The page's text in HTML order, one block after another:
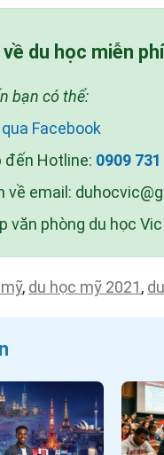
du học miễn
bạn có thể:
Facebook
đến Hotline: 0909
về email:
văn phòng du học Vic
, du học mỹ 2021,